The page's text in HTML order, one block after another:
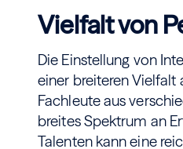
Vielfalt von
Die Einstellung von
einer breiteren Vielfalt
Fachleute aus
breites Spektrum an
Talenten kann eine